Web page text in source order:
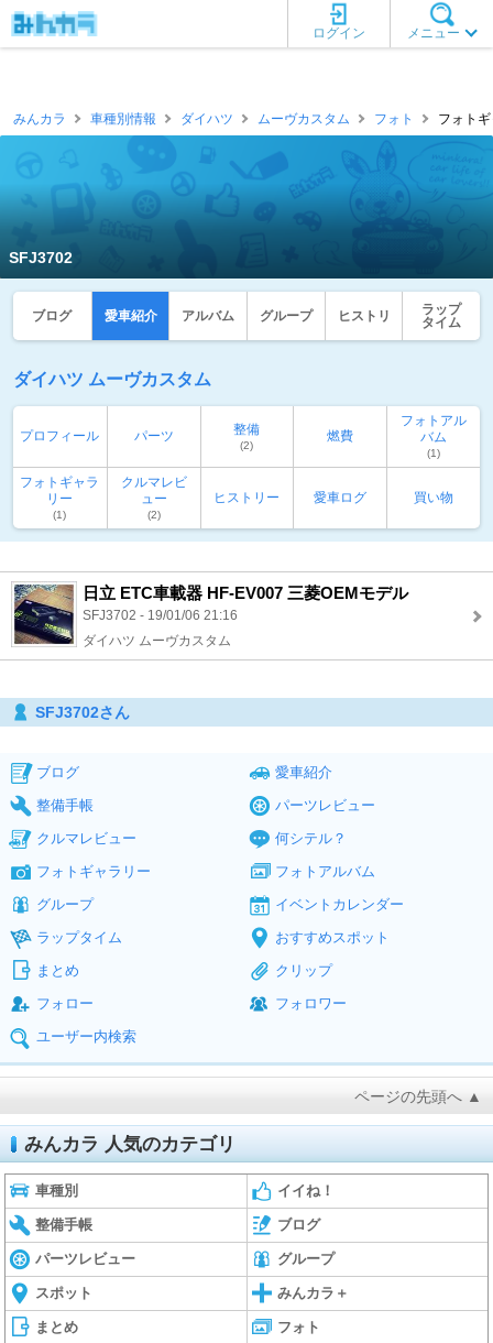
メニュー
ログイン
みんカラ 車種別情報 ダイハツ ムーヴカスタム フォト フォト
SFJ3702
ブログ 愛車紹介 アルバム グループ ヒストリ
ラップ
タイム
ダイハツ ムーヴカスタム
プロフィール パーツ 整備
(2)
燃費
フォトアル
バム
(1)
フォトギャラ
リー
(1)
クルマレビ
ュー
(2)
ヒストリー 愛車ログ 買い物
日立 ETC車載器 HF-EV007 三菱OEMモデル
SFJ3702 - 19/01/06 21:16
ダイハツ ムーヴカスタム
SFJ3702さん
ブログ
愛車紹介
整備手帳
パーツレビュー
クルマレビュー
何シテル？
フォトギャラリー
フォトアルバム
グループ
イベントカレンダー
ラップタイム
おすすめスポット
まとめ
クリップ
フォロー
フォロワー
ユーザー内検索
ページの先頭へ ▲
みんカラ 人気のカテゴリ
車種別 イイね！
整備手帳 ブログ
パーツレビュー グループ
スポット みんカラ＋
まとめ フォト